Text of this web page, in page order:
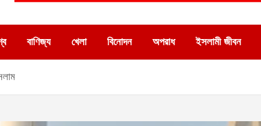
বাণিজ্য খেলা বিনোদন অপরাধ ইসলামী জীবন